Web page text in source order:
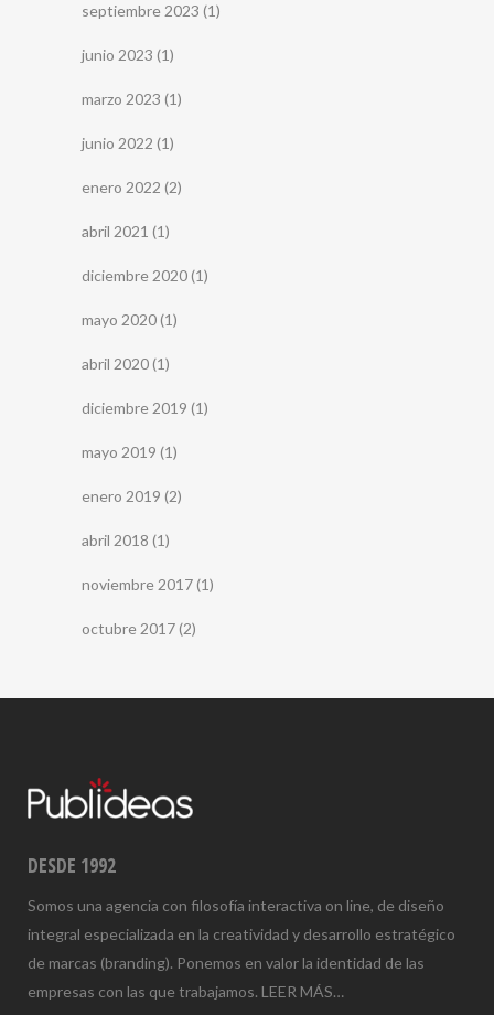
septiembre 2023 (1)
junio 2023 (1)
marzo 2023 (1)
junio 2022 (1)
enero 2022 (2)
abril 2021 (1)
diciembre 2020(1)
mayo 2020(1)
abril 2020(1)
diciembre 2019 (1)
mayo 2019 (1)
enero 2019 (2)
abril 2018 (1)
noviembre 2017(1)
octubre 2017(2)
DESDE 1992
Somos una agencia con filosofía interactiva on line, de diseño
integral especializada en la creatividad y desarrollo estratégico
de marcas (branding). Ponemos en valor la identidad de las
empresas con las que trabajamos. LEER MÁS…